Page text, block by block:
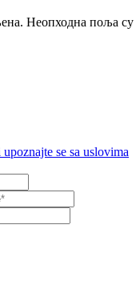
Неопходна поља су
upoznajte se sa uslovima